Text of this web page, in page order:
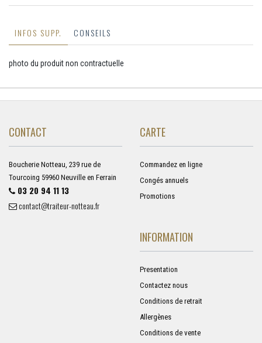
INFOS SUPP. CONSEILS
photo du produit non contractuelle
CONTACT
Boucherie Notteau, 239 rue de
Tourcoing 59960 Neuville en Ferrain
03 20 94 11 13
contact@traiteur-notteau.fr
CARTE
Commandez en ligne
Congés annuels
Promotions
INFORMATION
Presentation
Contactez nous
Conditions de retrait
Allergènes
Conditions de vente